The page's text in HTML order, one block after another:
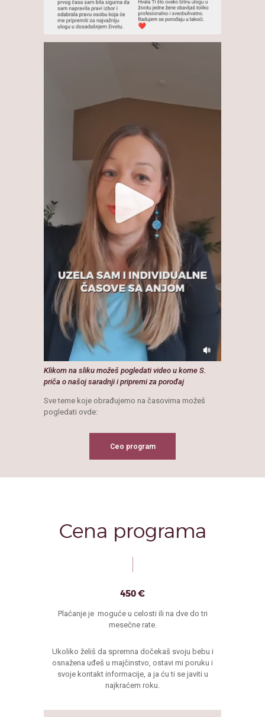
Klikom na sliku možeš pogledati video u kome S.
priča o našoj saradnji i pripremi za porođaj
Sve teme koje obrađujemo na časovima možeš
pogledati ovde:
Ceo program
Cena programa
450 €
Plaćanje je moguće u celosti ili na dve do tri
mesečne rate.
Ukoliko želiš da spremna dočekaš svoju bebu i
osnažena uđeš u majčinstvo, ostavi mi poruku i
svoje kontakt informacije, a ja ću ti se javiti u
najkraćem roku.